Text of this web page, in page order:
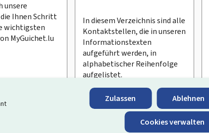
Zulassen Ablehnen
Cookies verwalten
unsere
Ihnen Schritt
wichtigsten
MyGuichet.lu
In diesem Verzeichnis sind alle
Kontaktstellen, die in unseren
Informationstexten
aufgeführt werden, in
alphabetischer Reihenfolge
aufgelistet.
dem Staat vereinfacht schnellen und